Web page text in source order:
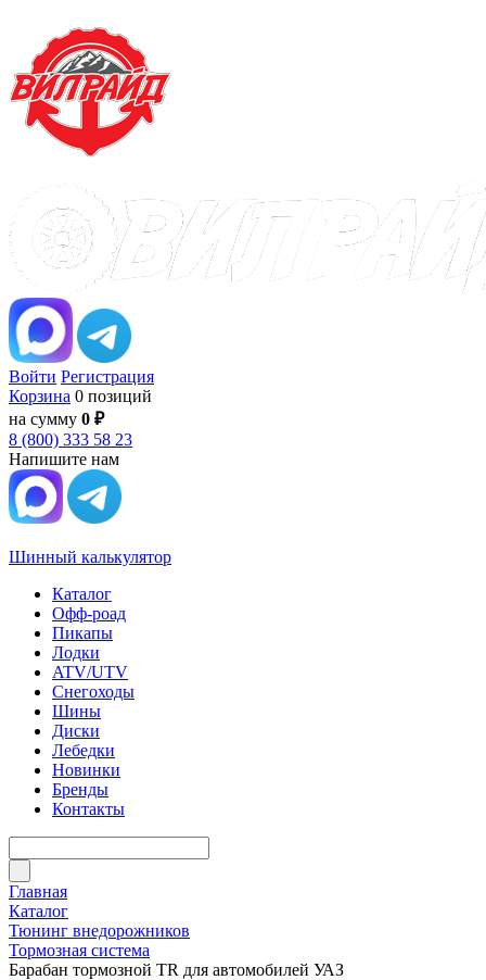
Войти Регистрация
Корзина 0 позиций
на сумму 0 ₽
8 (800) 333 58 23
Напишите нам
Шинный калькулятор
Каталог
Офф-роад
Пикапы
Лодки
ATV/UTV
Снегоходы
Шины
Диски
Лебедки
Новинки
Бренды
Контакты
Главная
Каталог
Тюнинг внедорожников
Тормозная система
Барабан тормозной TR для автомобилей УАЗ